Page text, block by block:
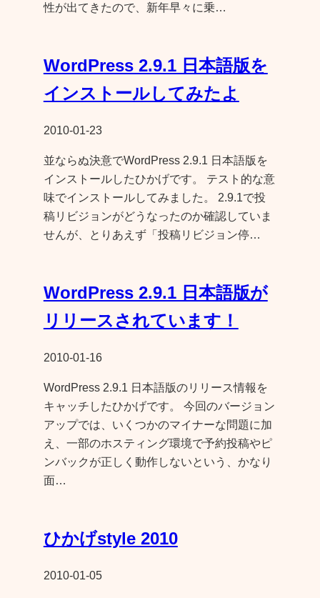
性が出てきたので、新年早々に乗…
WordPress 2.9.1 日本語版を
インストールしてみたよ
2010-01-23
並ならぬ決意でWordPress 2.9.1 日本語版を
インストールしたひかげです。 テスト的な意
味でインストールしてみました。 2.9.1で投
稿リビジョンがどうなったのか確認していま
せんが、とりあえず「投稿リビジョン停…
WordPress 2.9.1 日本語版が
リリースされています！
2010-01-16
WordPress 2.9.1 日本語版のリリース情報を
キャッチしたひかげです。 今回のバージョン
アップでは、いくつかのマイナーな問題に加
え、一部のホスティング環境で予約投稿やピ
ンバックが正しく動作しないという、かなり
面…
ひかげstyle 2010
2010-01-05